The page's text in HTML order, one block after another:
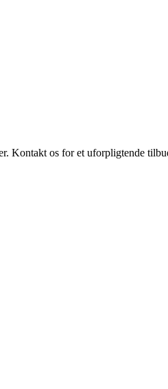
Kontakt os for et uforpligtende